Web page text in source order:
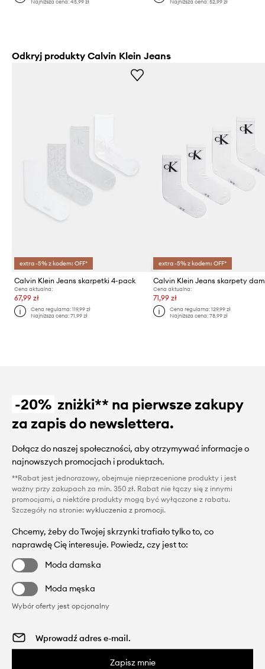
Najniższa cena:45,99 zł
Najniższa cena: 52,99 zł
Odkryj produkty Calvin Klein Jeans
extra -5% z kodem: OFF*
Calvin Klein Jeans skarpetki 4-pack
Cena aktualna:
67,99 zł
Cena regularna:119,99 zł
Najniższa cena:71,99 zł
extra -5% z kodem: OFF*
Cena aktualna:
71,99 zł
Cena regularna: 129,99 zł
Najniższa cena: 78,99 zł
-20% zniżki** na pierwsze zakupy
za zapis do newslettera.
Dołącz do naszej społeczności, aby otrzymywać informacje o
najnowszych promocjach i produktach.
**Rabat jest jednorazowy, obejmuje nieprzecenione produkty i jest
ważny przy zakupach za min. 350 zł. Rabat nie łączy się z innymi
promocjami, a niektóre produkty mogą być wyłączone z rabatu.
Szczegóły na stronie: wykluczenia z promocji.
Chcemy, żeby do Twojej skrzynki trafiało tylko to, co
naprawdę Cię interesuje. Powiedz, czy jest to:
Moda damska
Moda męska
Wybór oferty jest opcjonalny
Zapisz mnie